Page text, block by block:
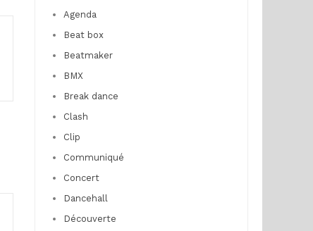
Agenda
Beat box
Beatmaker
BMX
Break dance
Clash
Clip
Communiqué
Concert
Dancehall
Découverte